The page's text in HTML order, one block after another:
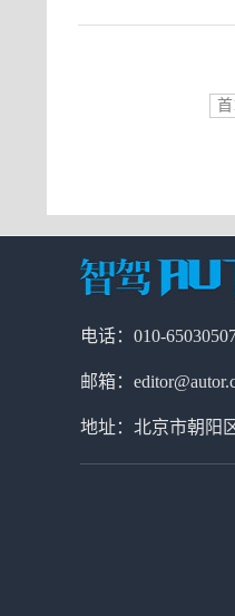
首
电话：010-
邮箱：
地址：北京市朝阳